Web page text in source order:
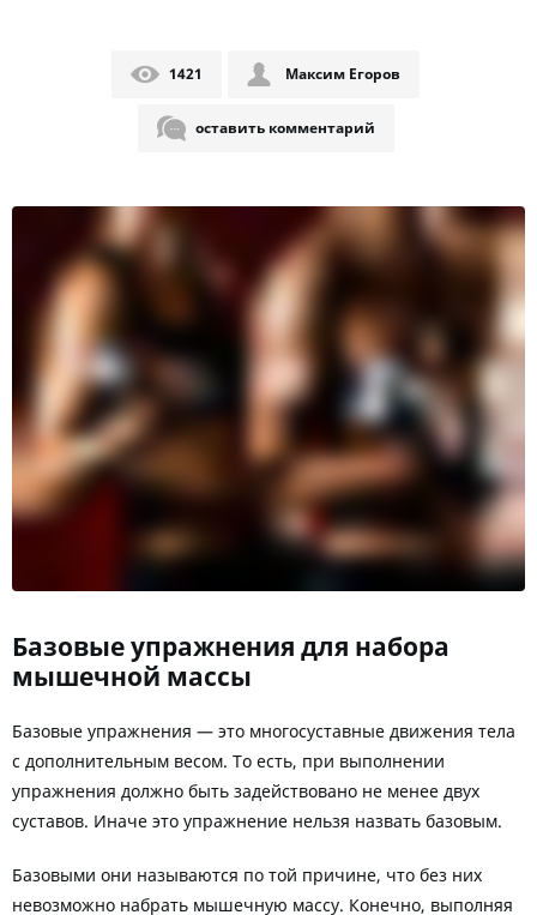
1421 Максим Егоров
оставить комментарий
Базовые упражнения для набора
мышечной массы
Базовые упражнения — это многосуставные движения тела
с дополнительным весом. То есть, при выполнении
упражнения должно быть задействовано не менее двух
суставов. Иначе это упражнение нельзя назвать базовым.
Базовыми они называются по той причине, что без них
невозможно набрать мышечную массу. Конечно, выполняя